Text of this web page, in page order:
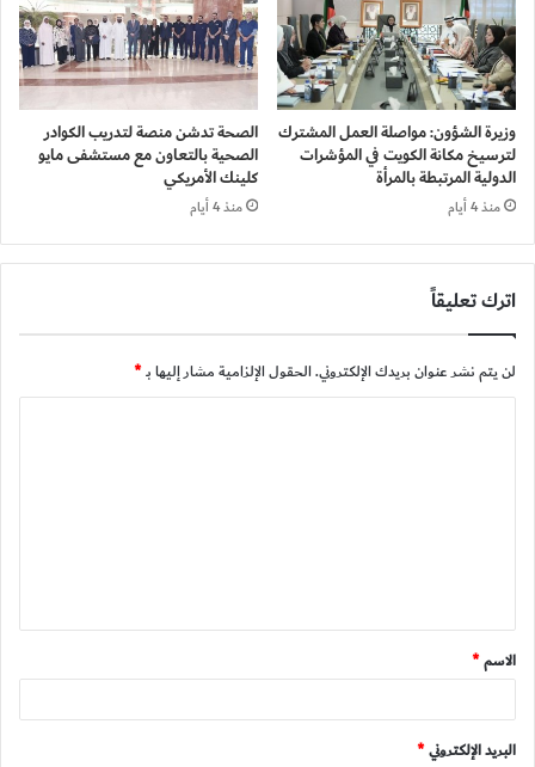
وزيرة الشؤون: مواصلة العمل المشترك
لترسيخ مكانة الكويت في المؤشرات
الدولية المرتبطة بالمرأة
منذ 4 أيام
الصحة تدشن منصة لتدريب الكوادر
الصحية بالتعاون مع مستشفى مايو
كلينك الأمريكي
منذ 4 أيام
اترك تعليقاً
لن يتم نشر عنوان بريدك الإلكتروني.الحقول الإلزامية مشار إليها بـ*
ق
*
الاسم*
البريد الإلكتروني*